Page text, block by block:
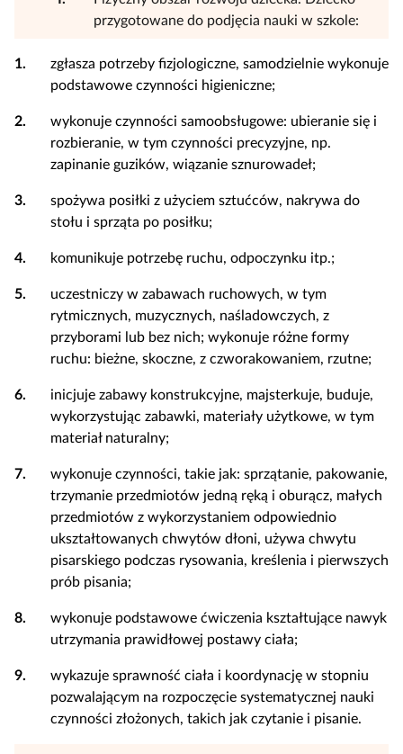
przygotowane do podjęcia nauki w szkole:
1.
zgłasza potrzeby fizjologiczne, samodzielnie wykonuje
podstawowe czynności higieniczne;
2.
wykonuje czynności samoobsługowe: ubieranie się i
rozbieranie, w tym czynności precyzyjne, np.
zapinanie guzików, wiązanie sznurowadeł;
3.
spożywa posiłki z użyciem sztućców, nakrywa do
stołu i sprząta po posiłku;
4. komunikuje potrzebę ruchu, odpoczynku itp.;
5.
uczestniczy w zabawach ruchowych, w tym
rytmicznych, muzycznych, naśladowczych, z
przyborami lub bez nich; wykonuje różne formy
ruchu: bieżne, skoczne, z czworakowaniem, rzutne;
6.
inicjuje zabawy konstrukcyjne, majsterkuje, buduje,
wykorzystując zabawki, materiały użytkowe, w tym
materiał naturalny;
7.
wykonuje czynności, takie jak: sprzątanie, pakowanie,
trzymanie przedmiotów jedną ręką i oburącz, małych
przedmiotów z wykorzystaniem odpowiednio
ukształtowanych chwytów dłoni, używa chwytu
pisarskiego podczas rysowania, kreślenia i pierwszych
prób pisania;
8.
wykonuje podstawowe ćwiczenia kształtujące nawyk
utrzymania prawidłowej postawy ciała;
9.
wykazuje sprawność ciała i koordynację w stopniu
pozwalającym na rozpoczęcie systematycznej nauki
czynności złożonych, takich jak czytanie i pisanie.